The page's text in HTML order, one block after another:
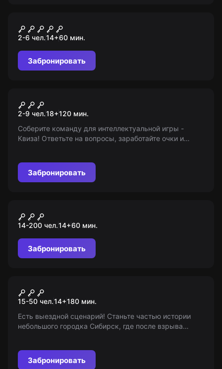
Чужой
2-6 чел.14+60 мин.
Забронировать
Квиз, плиз!
2-9 чел.18+120 мин.
Соберите команду для интеллектуальной игры -
Квиза! Ответьте на вопросы, заработайте очки и
Забронировать
Детективный поединок
14-200 чел.14+60 мин.
Забронировать
Город сталкеров
15-50 чел.14+180 мин.
Есть выездной сценарий! Станьте частью истории
небольшого городка Сибирск, где после взрыва
человечества!
Забронировать